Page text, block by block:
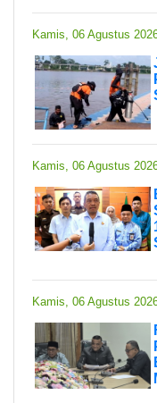
Kamis, 06 Agustus
Kamis, 06 Agustus
Kamis, 06 Agustus